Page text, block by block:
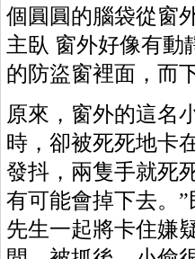
個圓圓的腦袋從窗
主臥 窗外好像有動
的防盜窗裡面，而
原來，窗外的這名
時，卻被死死地卡
發抖，兩隻手就死
有可能會掉下去。
先生一起將卡住嫌